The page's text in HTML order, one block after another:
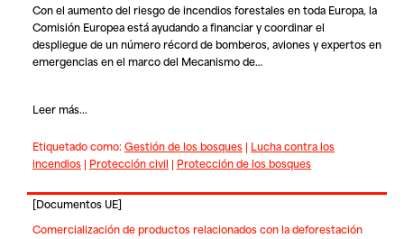
Con el aumento del riesgo de incendios forestales en toda Europa, la
Comisión Europea está ayudando a financiar y coordinar el
despliegue de un número récord de bomberos, aviones y expertos en
emergencias en el marco del Mecanismo de…
Leer más...
Etiquetado como:Gestión de los bosques| Lucha contra los
incendios| Protección civil | Protección de los bosques
[Documentos UE]
Comercialización de productos relacionados con la deforestación